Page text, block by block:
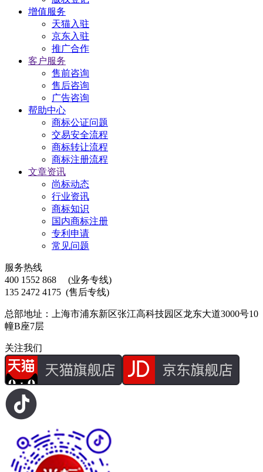
增值服务
天猫入驻
京东入驻
推广合作
客户服务
售前咨询
售后咨询
广告咨询
帮助中心
商标公证问题
交易安全流程
商标转让流程
商标注册流程
文章资讯
尚标动态
行业资讯
商标知识
国内商标注册
专利申请
常见问题
服务热线
400 1552 868
(业务专线)
135 2472 4175 (售后专线)
总部地址：上海市浦东新区张江高科技园区龙东大道3000号10
幢B座7层
关注我们